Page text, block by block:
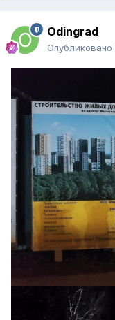
Odingrad
Опубликовано